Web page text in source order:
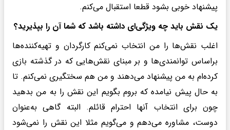
پیشنهاد خوبی بشود قطعا استقبال می‌کنم.
یک نقش باید چه ویژگی‌ای داشته باشد که شما آن را بپذیرید؟
اغلب نقش‌ها را من انتخاب نمی‌کنم کارگردان و تهیه‌کننده‌ها
براساس توانمندی‌ها و بر مبنای نقش‌هایی که در گذشته بازی
کرده‌ام به من پیشنهاد می‌دهند و من هم سختگیری نمی‌کنم. تا
به حال پیش نیامده که بروم بگویم این نقش را به من بدهید
چون برای انتخاب آنها احترام قائلم. البته گاهی به‌عنوان
دوست، مشاوره می‌دهم و می‌گویم مثلا این نقش را نمی‌شود